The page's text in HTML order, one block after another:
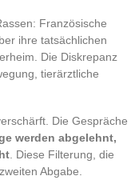
Französische
ihre tatsächlichen
Die Diskrepanz
tierärztliche
Die Gespräche
werden abgelehnt,
. Diese Filterung, die
Abgabe.